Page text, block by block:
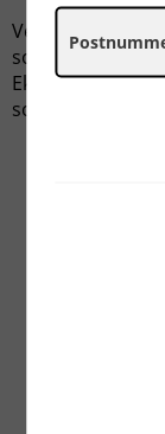
Ved
sorteringstillegg
Eksempel: Ved
sorteringstillegg